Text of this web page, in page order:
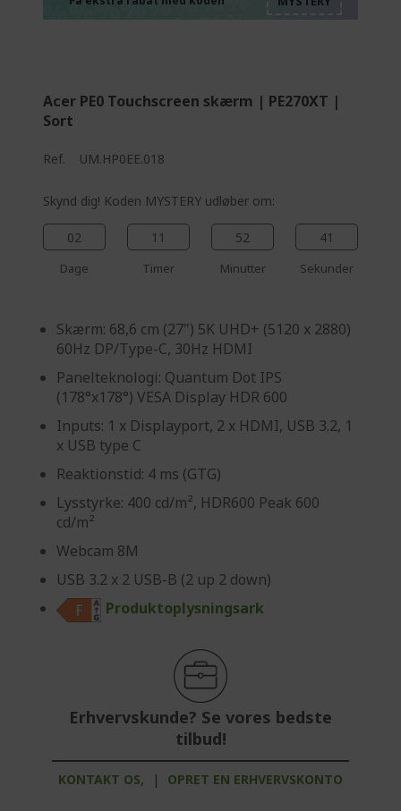
Acer PE0 Touchscreen skærm | PE270XT |
Sort
Ref. UM.HP0EE.018
Skynd dig! Koden MYSTERY udløber om:
02
Dage
11
Timer
52
Minutter
40
Sekunder
Skærm: 68,6 cm (27") 5K UHD+ (5120 x 2880)
60Hz DP/Type-C, 30Hz HDMI
Panelteknologi: Quantum Dot IPS
(178°x178°) VESA Display HDR 600
Inputs: 1 x Displayport, 2 x HDMI, USB 3.2, 1
x USB type C
Reaktionstid: 4 ms (GTG)
Lysstyrke: 400 cd/m², HDR600 Peak 600
cd/m²
Webcam 8M
USB 3.2 x 2 USB-B (2 up 2 down)
Produktoplysningsark
Erhvervskunde? Se vores bedste
tilbud!
KONTAKT OS, | OPRET EN ERHVERVSKONTO